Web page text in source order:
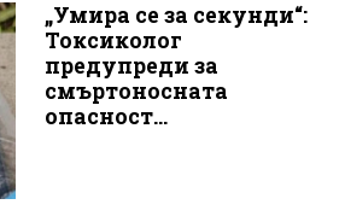
„Умира се за секунди“:
Токсиколог
предупреди за
смъртоносната
опасност...